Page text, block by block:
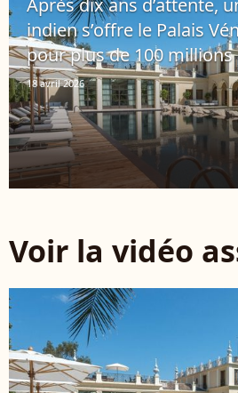
indien s’offre le Palais
pour plus de 100 millions
18 avril 2026
Voir la vidéo